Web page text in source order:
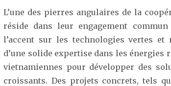
L’une des pierres angulaires de la
réside dans leur engagement
l’accent sur les technologies vertes et
d’une solide expertise dans les énergies
vietnamiennes pour développer des
croissants. Des projets concrets, tels